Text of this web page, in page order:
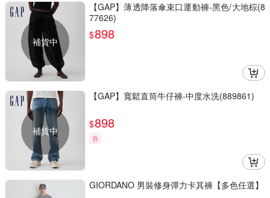
補貨中
【GAP】薄透降落傘束口運動褲-黑色/大地棕(8
77626)
$898
補貨中
【GAP】寬鬆直筒牛仔褲-中度水洗(889861)
$898
券
GIORDANO 男裝修身彈力卡其褲【多色任選】